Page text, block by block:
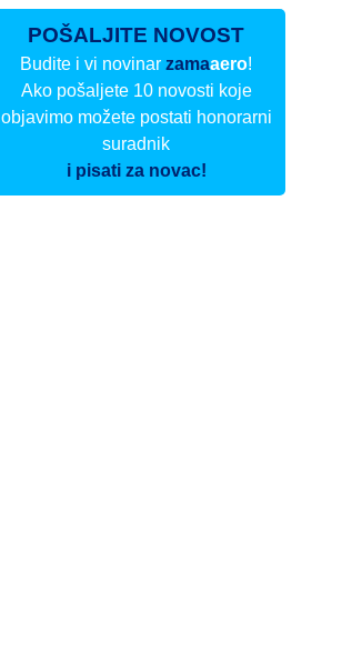
POŠALJITE NOVOST
Budite i vi novinarzamaaero!
Ako pošaljete 10 novosti koje
objavimo možete postati honorarni
suradnik
i pisati za novac!